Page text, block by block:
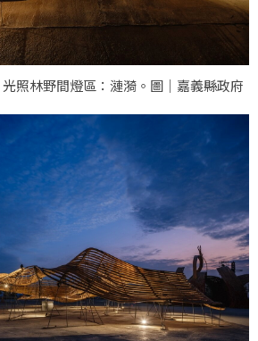
照林野間燈區：漣漪。圖｜嘉義縣政府